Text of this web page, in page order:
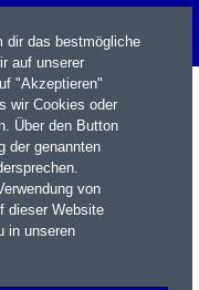
dir das bestmögliche
auf unserer
"Akzeptieren"
wir Cookies oder
Über den Button
der genannten
von
dieser Website
in unseren